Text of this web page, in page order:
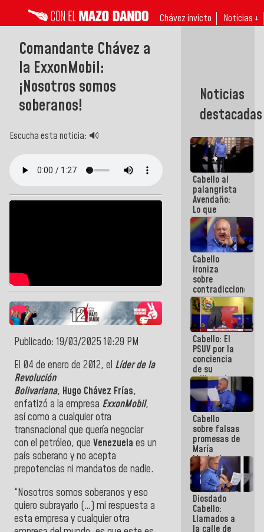
Chávez invicto Noticias ↓
Comandante Chávez a
la ExxonMobil:
¡Nosotros somos
soberanos!
Escucha esta noticia: 🔊
Publicado: 19/03/2025 10:29 PM
El 04 de enero de 2012, el Líder de la
Revolución
Bolivariana, Hugo Chávez Frías,
enfatizó a la empresa ExxonMobil,
así como a cualquier otra
transnacional que quería negociar
con el petróleo, que Venezuela es un
país soberano y no acepta
prepotencias ni mandatos de nadie.
“Nosotros somos soberanos y eso
quiero subrayarlo (…) mi respuesta a
esta empresa y cualquier otra
Noticias
destacadas
Cabello al
palangrista
Avendaño:
Lo que
vayas a
escribir
hazlo hoy
por que no
sabemos si
la semana
que viene
hay
programa
Cabello
ironiza
sobre
contradicciones
y mentiras
de María
Machado:
¡Créanle!
Cabello: El
PSUV por la
conciencia
de su
militancia
es la
organización
política más
sólida de
Venezuela
Cabello
sobre falsas
promesas de
María
Machado:
¿Quién le
puede creer?
¿Y la gente
que ella iba
a salvar en
La Guaira?
Diosdado
Cabello:
Llamados a
la calle de